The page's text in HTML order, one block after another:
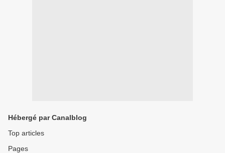
Hébergé par Canalblog
Top articles
Pages